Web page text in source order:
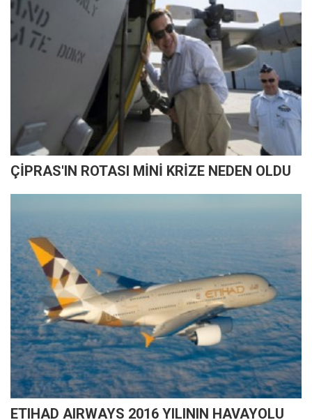
ÇİPRAS'IN ROTASI MİNİ KRİZE NEDEN OLDU
ETIHAD AIRWAYS 2016 YILININ HAVAYOLU